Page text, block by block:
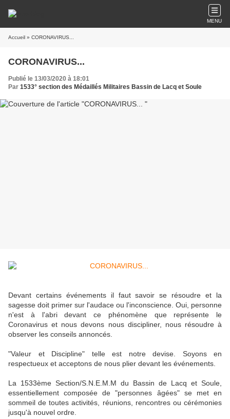
MENU
Accueil » CORONAVIRUS...
CORONAVIRUS...
Publié le 13/03/2020 à 18:01
Par 1533° section des Médaillés Militaires Bassin de Lacq et Soule
Devant certains événements il faut savoir se résoudre et la
sagesse doit primer sur l'audace ou l'inconscience. Oui, personne
n'est à l'abri devant ce phénomène que représente le
Coronavirus et nous devons nous discipliner, nous résoudre à
observer les conseils annoncés.
"Valeur et Discipline" telle est notre devise. Soyons en
respectueux et acceptons de nous plier devant les événements.
La 1533ème Section/S.N.E.M.M du Bassin de Lacq et Soule,
essentiellement composée de "personnes âgées" se met en
sommeil de toutes activités, réunions, rencontres ou cérémonies
jusqu'à nouvel ordre.